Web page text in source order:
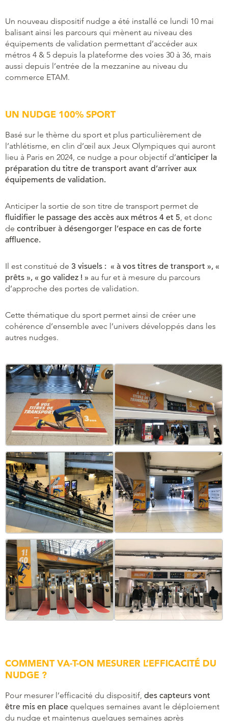
Un nouveau dispositif nudge a été installé ce lundi 10 mai
balisant ainsi les parcours qui mènent au niveau des
équipements de validation permettant d’accéder aux
métros 4 & 5 depuis la plateforme des voies 30 à 36, mais
aussi depuis l’entrée de la mezzanine au niveau du
commerce ETAM.
UN NUDGE 100% SPORT
Basé sur le thème du sport et plus particulièrement de
l’athlétisme, en clin d’œil aux Jeux Olympiques qui auront
lieu à Paris en 2024, ce nudge a pour objectif d’anticiper la
préparation du titre de transport avant d’arriver aux
équipements de validation.
Anticiper la sortie de son titre de transport permet de
fluidifier le passage des accès aux métros 4 et 5 , et donc
de contribuer à désengorger l’espace en cas de forte
affluence.
Il est constitué de 3 visuels : « à vos titres de transport », «
prêts », « go validez ! » au fur et à mesure du parcours
d’approche des portes de validation.
Cette thématique du sport permet ainsi de créer une
cohérence d’ensemble avec l’univers développés dans les
autres nudges.
COMMENT VA-T-ON MESURER L’EFFICACITÉ DU
NUDGE ?
Pour mesurer l’efficacité du dispositif, des capteurs vont
être mis en place quelques semaines avant le déploiement
du nudge et maintenus quelques semaines après